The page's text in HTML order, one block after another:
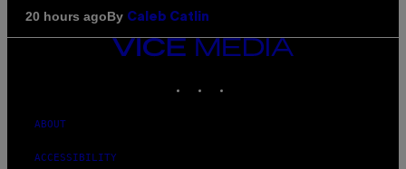
20 hours agoBy Caleb Catlin
VICE
MEDIA
ABOUT
ACCESSIBILITY